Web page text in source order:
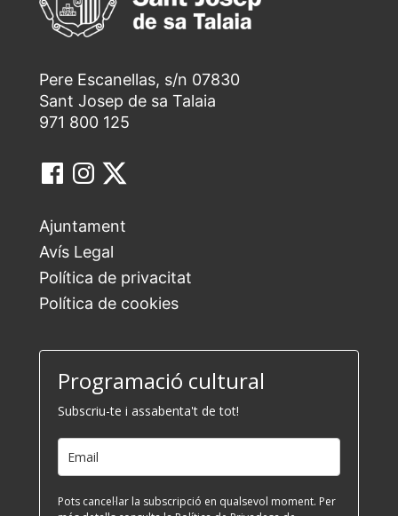
Pere Escanellas, s/n 07830
Sant Josep de sa Talaia
971 800 125
Ajuntament
Avís Legal
Política de privacitat
Política de cookies
Programació cultural
Subscriu-te i assabenta't de tot!
Pots cancel·lar la subscripció en qualsevol moment. Per